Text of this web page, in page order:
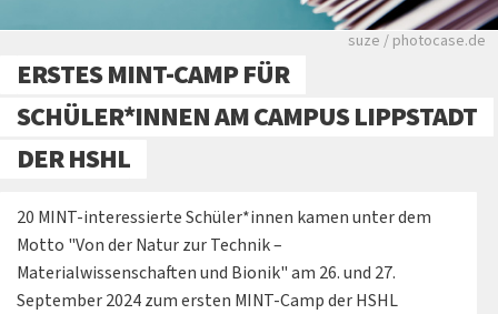
Viele Zeitungen.
suze / photocase.de
ERSTES MINT-CAMP FÜR
SCHÜLER*INNEN AM CAMPUS LIPPSTADT
DER HSHL
20 MINT-interessierte Schüler*innen kamen unter dem
Motto "Von der Natur zur Technik –
Materialwissenschaften und Bionik" am 26. und 27.
September 2024 zum ersten MINT-Camp der HSHL